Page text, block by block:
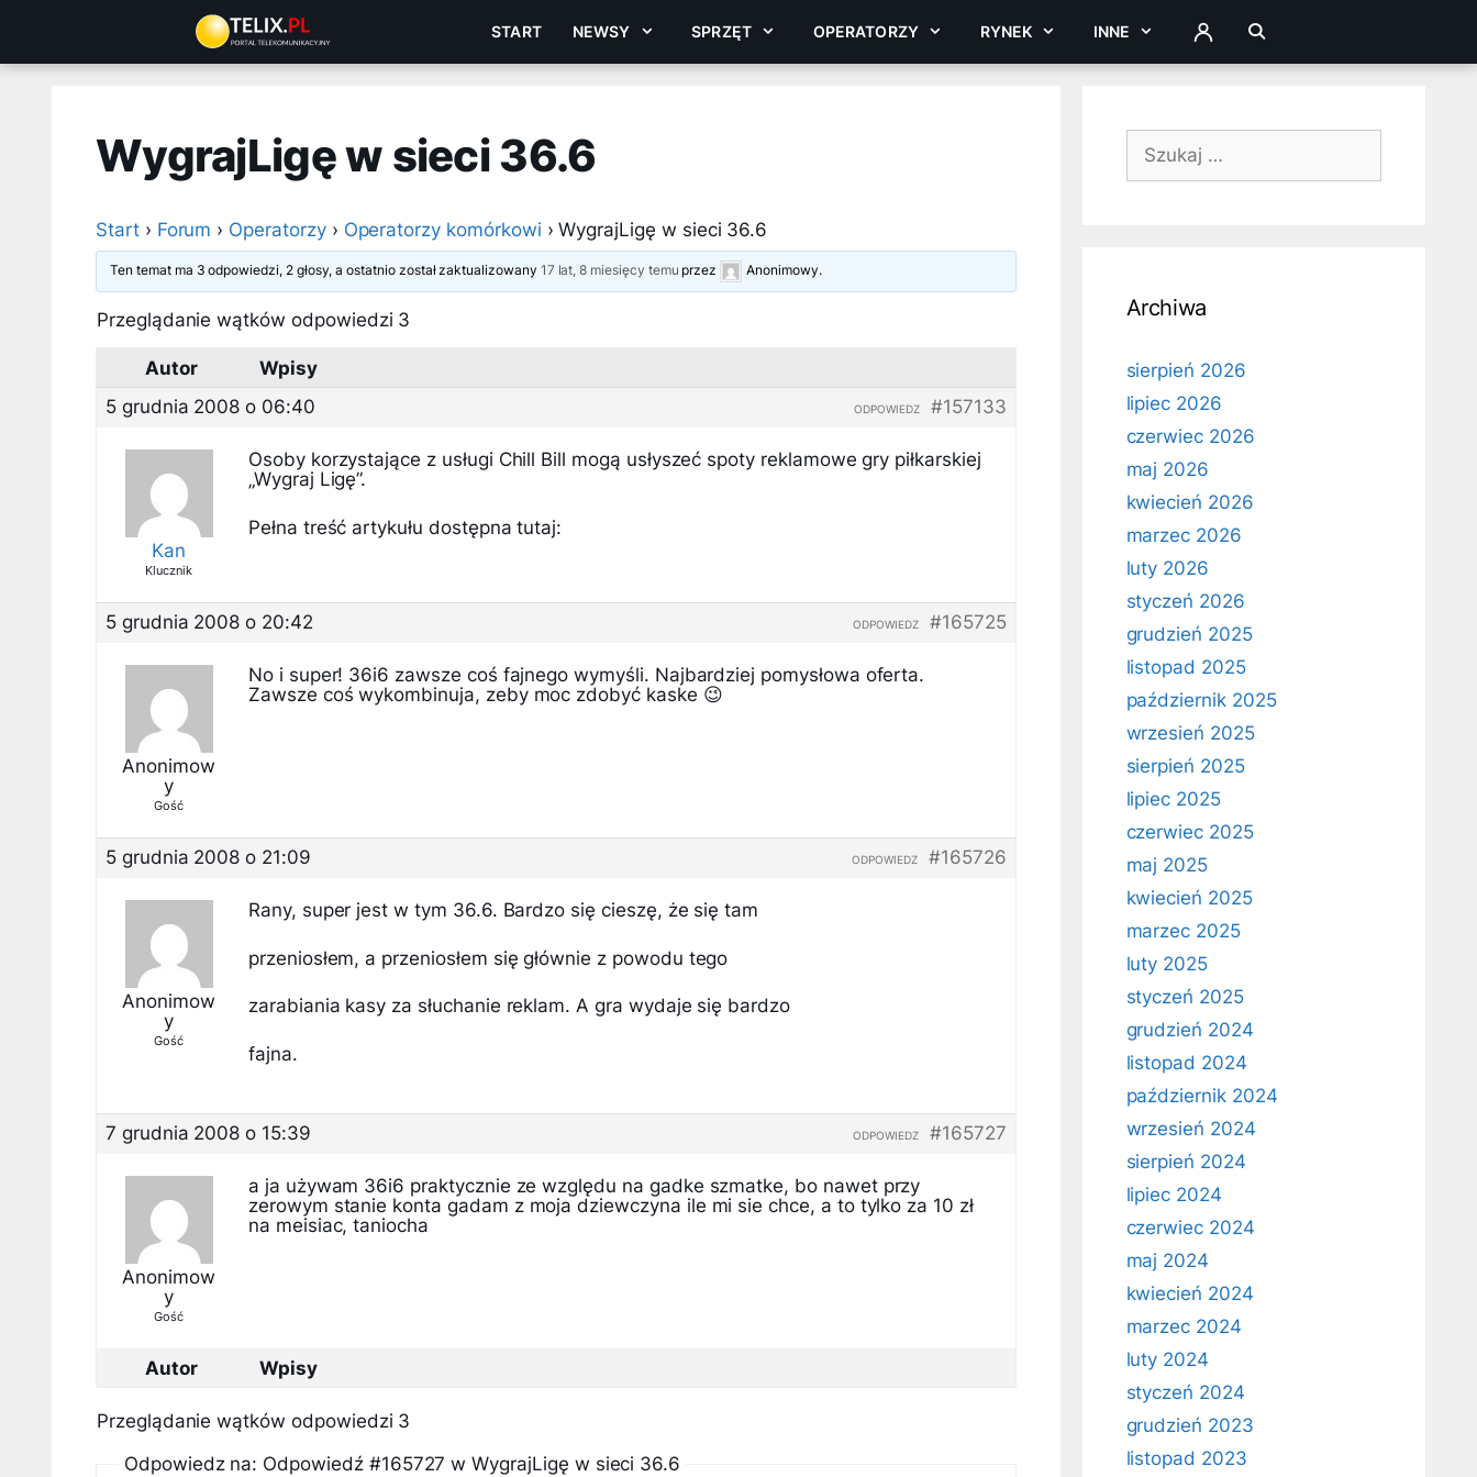
treści
START NEWSY SPRZĘT OPERATORZY RYNEK INNE ZALOGUJ
WygrajLigę w sieci 36.6
Start › Forum › Operatorzy › Operatorzy komórkowi › WygrajLigę w sieci 36.6
Ten temat ma 3 odpowiedzi, 2 głosy, a ostatnio został zaktualizowany 17 lat, 8 miesięcy temu przez Anonimowy.
Przeglądanie wątków odpowiedzi 3
Autor
Wpisy
5 grudnia 2008 o 06:40
#157133
ODPOWIEDZ
Kan
Klucznik
Osoby korzystające z usługi Chill Bill mogą usłyszeć spoty reklamowe gry piłkarskiej
„Wygraj Ligę”.
Pełna treść artykułu dostępna tutaj:
5 grudnia 2008 o 20:42 #165725
ODPOWIEDZ
Anonimow
y
Gość
No i super! 36i6 zawsze coś fajnego wymyśli. Najbardziej pomysłowa oferta.
Zawsze coś wykombinuja, zeby moc zdobyć kaske 😉
5 grudnia 2008 o 21:09 #165726
ODPOWIEDZ
Anonimow
y
Gość
Rany, super jest w tym 36.6. Bardzo się cieszę, że się tam
przeniosłem, a przeniosłem się głównie z powodu tego
zarabiania kasy za słuchanie reklam. A gra wydaje się bardzo
fajna.
7 grudnia 2008 o 15:39 #165727
ODPOWIEDZ
Anonimow
y
Gość
a ja używam 36i6 praktycznie ze względu na gadke szmatke, bo nawet przy
zerowym stanie konta gadam z moja dziewczyna ile mi sie chce, a to tylko za 10 zł
na meisiac, taniocha
Autor Wpisy
Przeglądanie wątków odpowiedzi 3
Odpowiedz na: Odpowiedź #165727 w WygrajLigę w sieci 36.6
Szukaj:
Archiwa
sierpień 2026
lipiec 2026
czerwiec 2026
maj 2026
kwiecień 2026
marzec 2026
luty 2026
styczeń 2026
grudzień 2025
listopad 2025
październik 2025
wrzesień 2025
sierpień 2025
lipiec 2025
czerwiec 2025
maj 2025
kwiecień 2025
marzec 2025
luty 2025
styczeń 2025
grudzień 2024
listopad 2024
październik 2024
wrzesień 2024
sierpień 2024
lipiec 2024
czerwiec 2024
maj 2024
kwiecień 2024
marzec 2024
luty 2024
styczeń 2024
grudzień 2023
listopad 2023